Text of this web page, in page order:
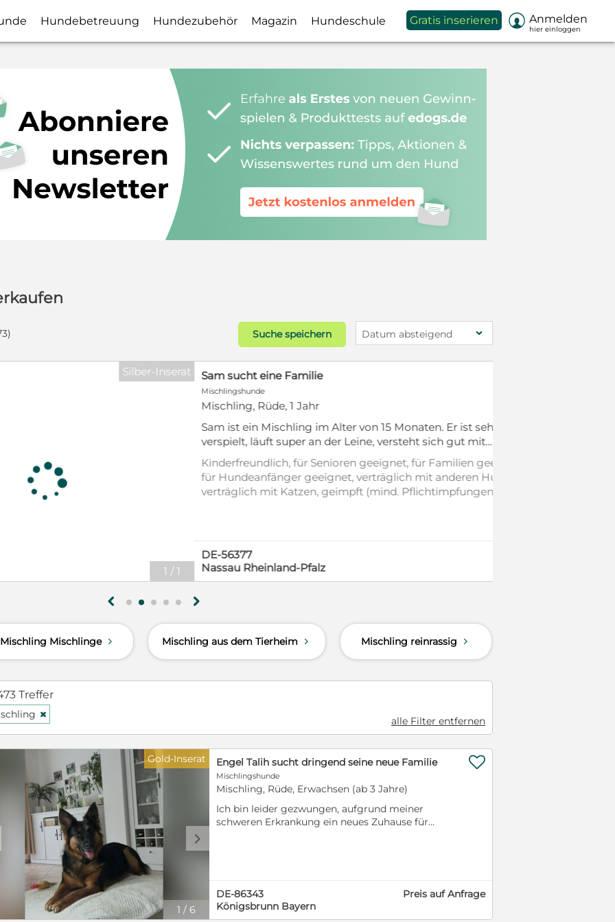
Hundebetreuung Hundezubehör Magazin Hundeschule Gratis inserieren  Anmelden
hier einloggen
Suche speichern Datum absteigend
Sam sucht eine Familie
Mischling, Rüde, 1 Jahr
Sam ist ein Mischling im Alter von 15 Monaten. Er ist sehr
verspielt, läuft super an der Leine, versteht sich gut mit
Artgenossen. Sam hat eine Schulterhöhe von 40 cm, ist
gechipt, entwurmt und hat alle Impfungen. Sam ist ideal als
Zweithund. Er ist ruhig, weint nicht, kann alleine bleiben und
hat keine Anzeichen von Jagdtrieb. Wer verliebt sich in die
Anfragen und Ihren Besuch bei uns zu Hause.
Kinderfreundlich, für Senioren geeignet, für Familien geeignet,
für Hundeanfänger geeignet, verträglich mit anderen Hunden,
verträglich mit Katzen, geimpft (mind. Pflichtimpfungen),
Nassau Rheinland-Pfalz
g h
Mischling Mischlinge d Mischling aus dem Tierheim d Mischling reinrassig d
Treffer
H
alle Filter entfernen
1 /6
d
Gold-Inserat Engel Talih sucht dringend seine neue Familie
Mischlingshunde
Mischling, Rüde, Erwachsen (ab 3 Jahre)
Ich bin leider gezwungen, aufgrund meiner
schweren Erkrankung ein neues Zuhause für
aus Rumänien aus einer Tötungsstation. Trotz
seiner Vergangenheit ist er ein sehr
menschenbezogener, fröhlicher, lieber Kerl, der

DE-86343
Königsbrunn Bayern
Preis auf Anfrage